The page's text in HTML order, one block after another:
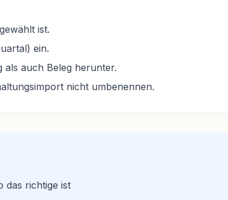
ist.
ein.
als auch Beleg herunter.
nicht umbenennen.
das richtige ist